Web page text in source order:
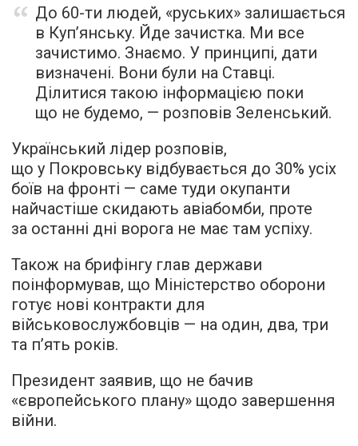
До 60-ти людей, «руських» залишається
в Куп’янську. Йде зачистка. Ми все
зачистимо. Знаємо. У принципі, дати
визначені. Вони були на Ставці.
Ділитися такою інформацією поки
що не будемо, — розповів Зеленський.
Український лідер розповів,
що у Покровську відбувається до 30% усіх
боїв на фронті — саме туди окупанти
найчастіше скидають авіабомби, проте
за останні дні ворога не має там успіху.
Також на брифінгу глав держави
поінформував, що Міністерство оборони
готує нові контракти для
військовослужбовців — на один, два, три
та п’ять років.
Президент заявив, що не бачив
«європейського плану» щодо завершення
війни.